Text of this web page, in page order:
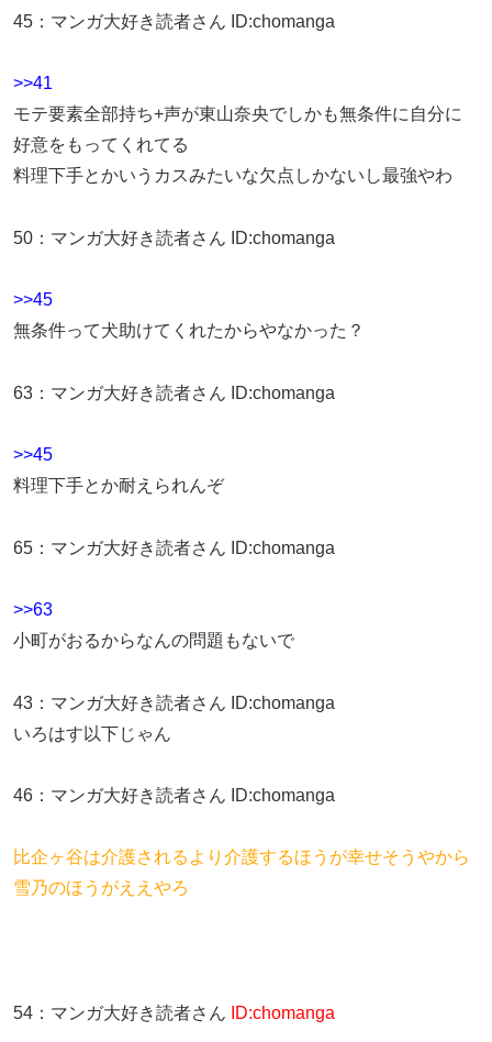
45 ： マンガ大好き読者さん ID:chomanga
>>41
モテ要素全部持ち+声が東山奈央でしかも無条件に自分に
好意をもってくれてる
料理下手とかいうカスみたいな欠点しかないし最強やわ
50 ： マンガ大好き読者さん ID:chomanga
>>45
無条件って犬助けてくれたからやなかった？
63 ： マンガ大好き読者さん ID:chomanga
>>45
料理下手とか耐えられんぞ
65 ： マンガ大好き読者さん ID:chomanga
>>63
小町がおるからなんの問題もないで
43 ： マンガ大好き読者さん ID:chomanga
いろはす以下じゃん
46 ： マンガ大好き読者さん ID:chomanga
比企ヶ谷は介護されるより介護するほうが幸せそうやから
雪乃のほうがええやろ
54 ： マンガ大好き読者さん ID:chomanga